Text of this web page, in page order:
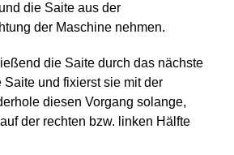
die Saite aus der
der Maschine nehmen.
die Saite durch das nächste
Saite und fixierst sie mit der
diesen Vorgang solange,
der rechten bzw. linken Hälfte